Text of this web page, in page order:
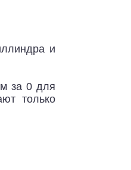
и
за 0 для
только